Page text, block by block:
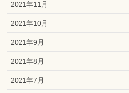
2021年11月
2021年10月
2021年9月
2021年8月
2021年7月